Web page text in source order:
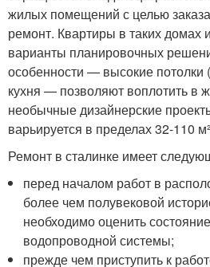
жилых помещений с целью
ремонт. Квартиры в таких домах
варианты планировочных
особенности — высокие потолки
кухня — позволяют воплотить в
необычные дизайнерские
варьируется в пределах 32-110
Ремонт в сталинке имеет
перед началом работ в
более чем полувековой
необходимо оценить
водопроводной системы;
прежде чем приступить к